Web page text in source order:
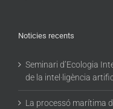
Noticies recents
Seminari d’Ecologia
de la intel·ligència
La processó marítima